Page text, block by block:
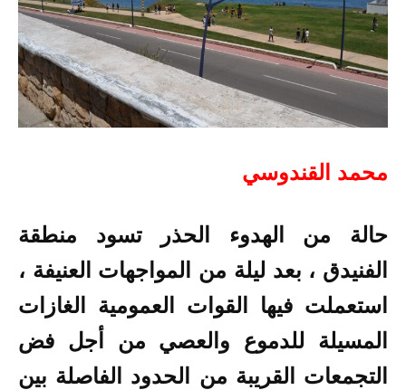
محمد القندوسي
حالة من الهدوء الحذر تسود منطقة
الفنيدق ، بعد ليلة من المواجهات العنيفة ،
استعملت فيها القوات العمومية الغازات
المسيلة للدموع والعصي من أجل فض
التجمعات القريبة من الحدود الفاصلة بين